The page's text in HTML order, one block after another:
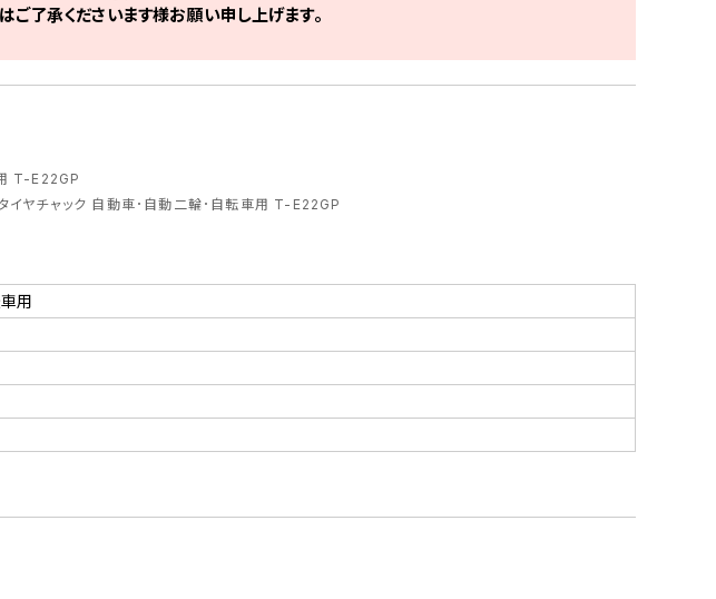
ご了承くださいます様お願い申し上げます。
T-E22GP
イヤチャック 自動車･自動二輪･自転車用 T-E22GP
用